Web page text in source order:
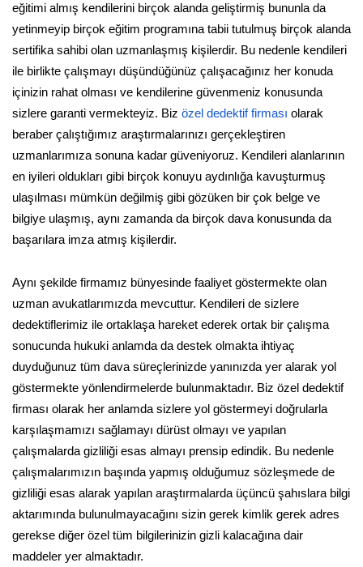
eğitimi almış kendilerini birçok alanda geliştirmiş bununla da
yetinmeyip birçok eğitim programına tabii tutulmuş birçok alanda
sertifika sahibi olan uzmanlaşmış kişilerdir. Bu nedenle kendileri
ile birlikte çalışmayı düşündüğünüz çalışacağınız her konuda
içinizin rahat olması ve kendilerine güvenmeniz konusunda
sizlere garanti vermekteyiz. Biz özel dedektif firması olarak
beraber çalıştığımız araştırmalarınızı gerçekleştiren
uzmanlarımıza sonuna kadar güveniyoruz. Kendileri alanlarının
en iyileri oldukları gibi birçok konuyu aydınlığa kavuşturmuş
ulaşılması mümkün değilmiş gibi gözüken bir çok belge ve
bilgiye ulaşmış, aynı zamanda da birçok dava konusunda da
başarılara imza atmış kişilerdir.
Aynı şekilde firmamız bünyesinde faaliyet göstermekte olan
uzman avukatlarımızda mevcuttur. Kendileri de sizlere
dedektiflerimiz ile ortaklaşa hareket ederek ortak bir çalışma
sonucunda hukuki anlamda da destek olmakta ihtiyaç
duyduğunuz tüm dava süreçlerinizde yanınızda yer alarak yol
göstermekte yönlendirmelerde bulunmaktadır. Biz özel dedektif
firması olarak her anlamda sizlere yol göstermeyi doğrularla
karşılaşmamızı sağlamayı dürüst olmayı ve yapılan
çalışmalarda gizliliği esas almayı prensip edindik. Bu nedenle
çalışmalarımızın başında yapmış olduğumuz sözleşmede de
gizliliği esas alarak yapılan araştırmalarda üçüncü şahıslara bilgi
aktarımında bulunulmayacağını sizin gerek kimlik gerek adres
gerekse diğer özel tüm bilgilerinizin gizli kalacağına dair
maddeler yer almaktadır.